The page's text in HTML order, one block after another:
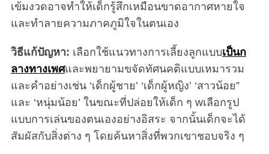
เข้มงวดอาจทำให้เด็กรู้สึกเหมือนขาดอากาศหายใจ
และทำลายความภาคภูมิใจในตนเอง
วิธีแก้ปัญหา: เลือกใช้แนวทางการเลี้ยงลูกแบบเป็นก
ลางทางเพศและพยายามขจัดทัศนคติแบบเหมารวม
และคำอย่างเช่น ‘เด็กผู้ชาย’ ‘เด็กผู้หญิง’ ‘สาวน้อย”
และ ‘หนุ่มน้อย’ ในขณะที่ปล่อยให้เด็ก ๆ wเลือกรูป
แบบการเล่นของตนเองอย่างอิสระ จากนั้นเด็กจะได้
สัมผัสกับสิ่งต่าง ๆ โดยค้นหาสิ่งที่พวกเขาชอบจริง ๆ